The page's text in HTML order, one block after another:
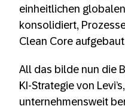
einheitlichen
konsolidiert,
Clean Core
All das bilde nun die
KI-Strategie von
unternehmensweit